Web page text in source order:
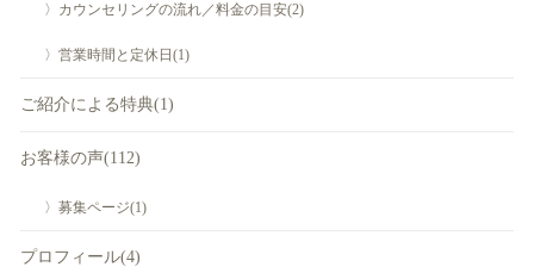
〉カウンセリングの流れ／料金の目安(2)
〉営業時間と定休日(1)
ご紹介による特典(1)
お客様の声(112)
〉募集ページ(1)
プロフィール(4)